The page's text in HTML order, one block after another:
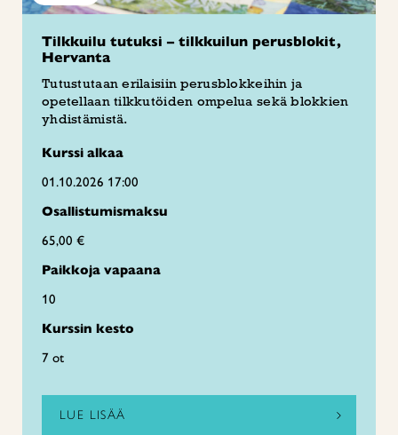
Tilkkuilu tutuksi – tilkkuilun perusblokit,
Hervanta
Tutustutaan erilaisiin perusblokkeihin ja
opetellaan tilkkutöiden ompelua sekä blokkien
yhdistämistä.
Kurssi alkaa
01.10.2026 17:00
Osallistumismaksu
65,00 €
Paikkoja vapaana
10
Kurssin kesto
7 ot
LUE LISÄÄ